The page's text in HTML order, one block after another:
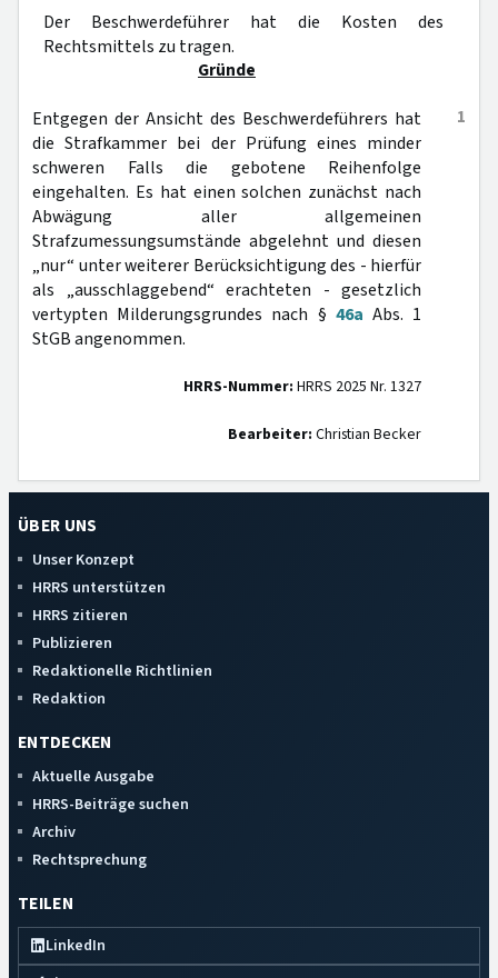
Der Beschwerdeführer hat die Kosten des
Rechtsmittels zu tragen.
Gründe
1
Entgegen der Ansicht des Beschwerdeführers hat
die Strafkammer bei der Prüfung eines minder
schweren Falls die gebotene Reihenfolge
eingehalten. Es hat einen solchen zunächst nach
Abwägung aller allgemeinen
Strafzumessungsumstände abgelehnt und diesen
„nur“ unter weiterer Berücksichtigung des - hierfür
als „ausschlaggebend“ erachteten - gesetzlich
vertypten Milderungsgrundes nach § 46a Abs. 1
StGB angenommen.
HRRS-Nummer: HRRS 2025 Nr. 1327
Bearbeiter: Christian Becker
ÜBER UNS
Unser Konzept
HRRS unterstützen
HRRS zitieren
Publizieren
Redaktionelle Richtlinien
Redaktion
ENTDECKEN
Aktuelle Ausgabe
HRRS-Beiträge suchen
Archiv
Rechtsprechung
TEILEN
LinkedIn